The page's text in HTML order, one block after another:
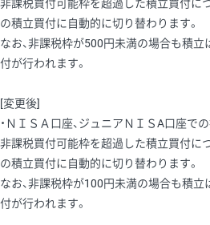
非課税買付可能枠を超過した積立買付に
の積立買付に自動的に切り替わります。
なお、非課税枠が500円未満の場合も積
付が行われます。
[変更後]
・ＮＩＳＡ口座、ジュニアＮＩＳA口座で
非課税買付可能枠を超過した積立買付に
の積立買付に自動的に切り替わります。
なお、非課税枠が100円未満の場合も積
付が行われます。